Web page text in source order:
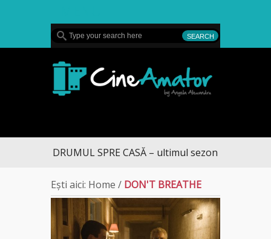
DRUMUL SPRE CASĂ – ultimul sezon te aduce la
Ești aici: Home / DON'T BREATHE